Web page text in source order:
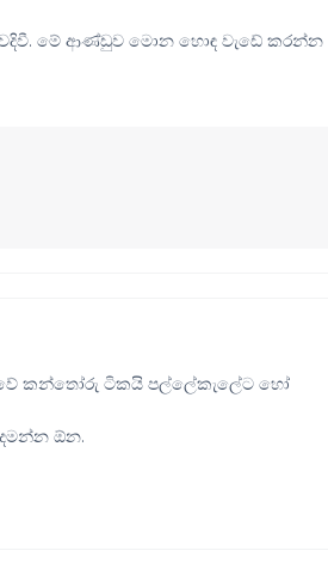
මේ ආණ්ඩුව මොන හොඳ වැඩේ කරන්න
කන්තෝරු ටිකයි පල්ලේකැලේට හෝ
ඕන.